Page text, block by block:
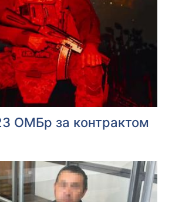
ОМБр за контрактом